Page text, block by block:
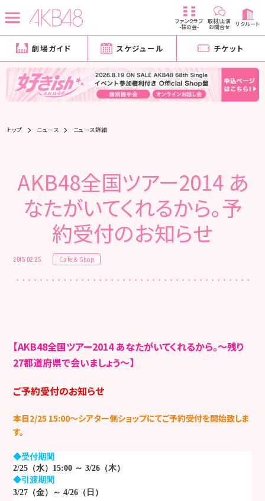
ファンクラブ
-柱の会-
取材/出演
お問合せ リクルート
劇場ガイド スケジュール チケット
トップ ニュース ニュース詳細
AKB48全国ツアー2014 あ
なたがいてくれるから。予
約受付のお知らせ
2015.02.25 Cafe & Shop
【AKB48全国ツアー2014 あなたがいてくれるから。～残り
27都道府県で会いましょう～】
ご予約受付のお知らせ
本日2/25 15:00～シアター側ショップにてご予約受付を開始致しま
す。
◆受付期間
2/25 （水） 15:00 ～ 3/26 （木）
◆引渡期間
3/27 （金）～ 4/26 （日）